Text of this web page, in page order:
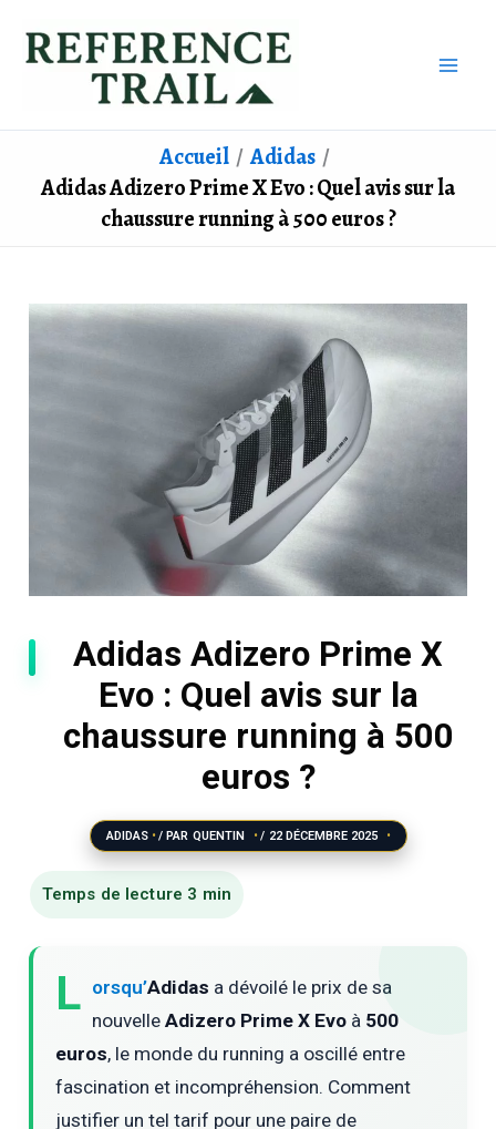
Accueil
Adidas
Adidas Adizero Prime X Evo : Quel avis sur la
chaussure running à 500 euros ?
Adidas Adizero Prime X
Evo : Quel avis sur la
chaussure running à 500
euros ?
ADIDAS / PAR QUENTIN / 22 DÉCEMBRE 2025
L orsqu’Adidas a dévoilé le prix de sa
nouvelleAdizero Prime X Evo à 500
euros, le monde du running a oscillé entre
fascination et incompréhension. Comment
justifier un tel tarif pour une paire de